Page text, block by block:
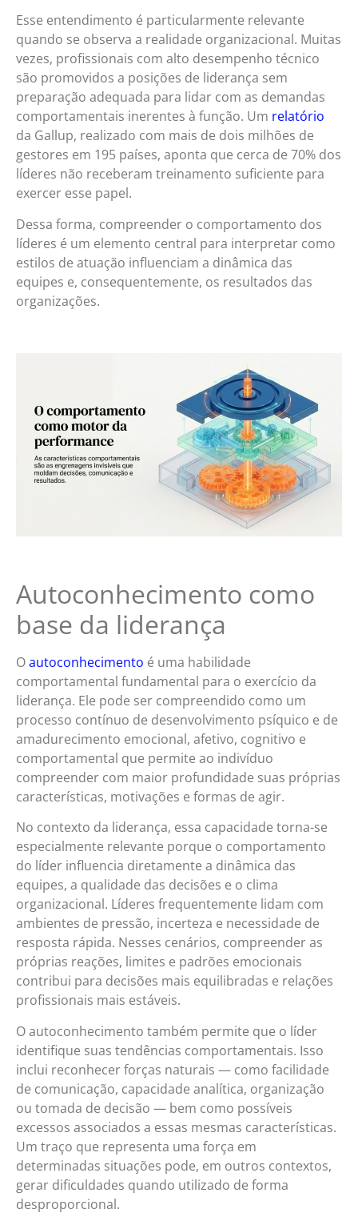
Esse entendimento é particularmente relevante
quando se observa a realidade organizacional. Muitas
vezes, profissionais com alto desempenho técnico
são promovidos a posições de liderança sem
preparação adequada para lidar com as demandas
comportamentais inerentes à função. Um relatório
da Gallup, realizado com mais de dois milhões de
gestores em 195 países, aponta que cerca de 70% dos
líderes não receberam treinamento suficiente para
exercer esse papel.
Dessa forma, compreender o comportamento dos
líderes é um elemento central para interpretar como
estilos de atuação influenciam a dinâmica das
equipes e, consequentemente, os resultados das
organizações.
Autoconhecimento como
base da liderança
Oautoconhecimento é uma habilidade
comportamental fundamental para o exercício da
liderança. Ele pode ser compreendido como um
processo contínuo de desenvolvimento psíquico e de
amadurecimento emocional, afetivo, cognitivo e
comportamental que permite ao indivíduo
compreender com maior profundidade suas próprias
características, motivações e formas de agir.
No contexto da liderança, essa capacidade torna-se
especialmente relevante porque o comportamento
do líder influencia diretamente a dinâmica das
equipes, a qualidade das decisões e o clima
organizacional. Líderes frequentemente lidam com
ambientes de pressão, incerteza e necessidade de
resposta rápida. Nesses cenários, compreender as
próprias reações, limites e padrões emocionais
contribui para decisões mais equilibradas e relações
profissionais mais estáveis.
O autoconhecimento também permite que o líder
identifique suas tendências comportamentais. Isso
inclui reconhecer forças naturais — como facilidade
de comunicação, capacidade analítica, organização
ou tomada de decisão — bem como possíveis
excessos associados a essas mesmas características.
Um traço que representa uma força em
determinadas situações pode, em outros contextos,
gerar dificuldades quando utilizado de forma
desproporcional.